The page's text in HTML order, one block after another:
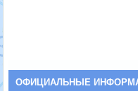
ОФИЦИАЛЬНЫЕ